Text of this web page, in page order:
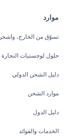
موارد
تسوّق من الخارج،
حلول لوجستيات التجارة
دليل الشحن الدولي
موارد الشحن
دليل الدول
الخدمات والفوائد